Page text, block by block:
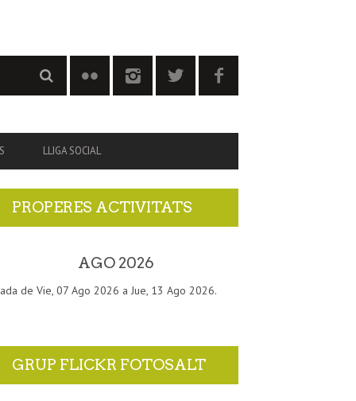
LLIGA SOCIAL
PROPERES ACTIVITATS
AGO 2026
de Vie, 07 Ago 2026 a Jue, 13 Ago 2026.
GRUP FLICKR FOTOSALT